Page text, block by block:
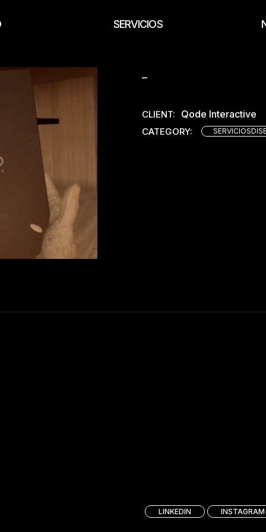
SERVICIOS
Diseño
Administración de Obra
CLIENT: Qode Interactive
CATEGORY:
LINKEDIN INSTAGRAM